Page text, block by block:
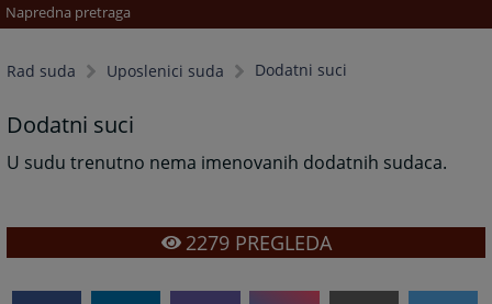
Napredna pretraga
Rad suda Uposlenici suda Dodatni suci
Dodatni suci
U sudu trenutno nema imenovanih dodatnih sudaca.
2279PREGLEDA